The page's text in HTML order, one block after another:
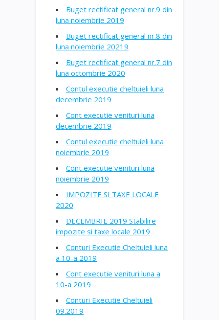
Buget rectificat general nr.9 din
luna noiembrie 2019
Buget rectificat general nr.8 din
luna noiembrie 20219
Buget rectificat general nr.7 din
luna octombrie 2020
Contul executie cheltuieli luna
decembrie 2019
Cont executie venituri luna
decembrie 2019
Contul executie cheltuieli luna
noiembrie 2019
Cont executie venituri luna
noiembrie 2019
IMPOZITE SI TAXE LOCALE
2020
DECEMBRIE 2019 Stabilire
impozite si taxe locale 2019
Conturi Executie Cheltuieli luna
a 10-a 2019
Cont executie venituri luna a
10-a 2019
Conturi Executie Cheltuieli
09.2019